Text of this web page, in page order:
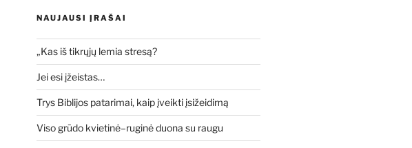
NAUJAUSI ĮRAŠAI
„Kas iš tikrųjų lemia stresą?
Jei esi įžeistas…
Trys Biblijos patarimai, kaip įveikti įsižeidimą
Viso grūdo kvietinė–ruginė duona su raugu